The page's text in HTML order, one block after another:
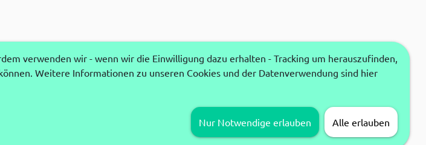
verwenden wir - wenn wir die Einwilligung dazu erhalten - Tracking um herauszufinden,
Weitere Informationen zu unseren Cookies und der Datenverwendung sind hier
Nur Notwendige erlauben Alle erlauben